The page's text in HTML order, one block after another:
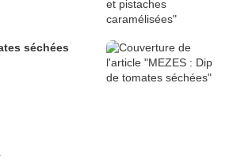
séchées